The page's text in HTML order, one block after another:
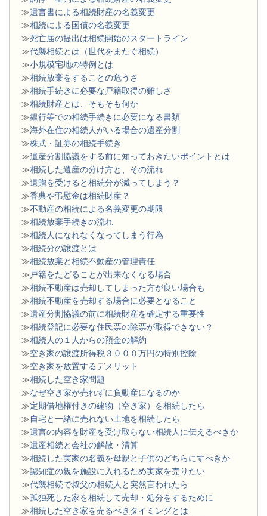
≫遺言書による相続財産の名義変更
≫相続による国債の名義変更
≫死亡届の提出は相続開始のスタートライン
≫代襲相続とは（世代をまたぐ相続）
≫小規模宅地の特例とは
≫相続放棄をすることの危うさ
≫相続手続きに必要な戸籍取得の難しさ
≫相続財産とは、そもそも何か
≫銀行等での相続手続きに必要になる書類
​≫海外在住の相続人がいる場合の遺産分割
≫株式・証券の相続手続き
≫遺産分割協議をする前に知っておきたいポイントとは
≫相続した遺産の分け方と、その流れ
≫遺贈を受けると相続分が減ってしまう？
≫香典や弔慰金は相続財産？
≫不動産の相続による名義変更の期限
≫相続放棄手続きの流れ
≫相続人になれなくなってしまう行為
≫相続分の譲渡とは
​≫相続放棄と相続不動産の管理責任
≫ 戸籍をたどることが出来なくなる場合
≫相続不動産は売却してしまった方が良い場合も
≫相続不動産を売却する場合に必要となること
≫遺産分割協議の前に相続財産を確定する重要性
≫相続登記に必要な住民票の除票が取得できない？
≫相続人の１人からの預金の解約
≫空き家の譲渡所得税３０００万円の特別控除
≫空き家を放置するデメリット
≫相続した空き家問題
​≫なぜ空き家が売れずに負動産になるのか
≫定期借地権付きの建物（空き家）を相続したら
≫自宅と一緒に売れない土地を相続したら
≫遺言の内容を財産を受け取らない相続人に伝えるべきか
≫遺産相続と会社の解散・清算
≫相続した実家の名義を母親と子供のどちらにすべきか
≫認知症の親を施設に入れるため実家を売りたい
≫代襲相続で叔父の相続人と突然言われたら
≫孤独死した家を相続して売却・処分をするために
≫相続した空き家を売るべきタイミングとは